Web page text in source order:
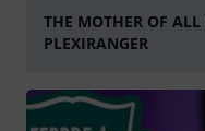
THE MOTHER OF
PLEXIRANGER